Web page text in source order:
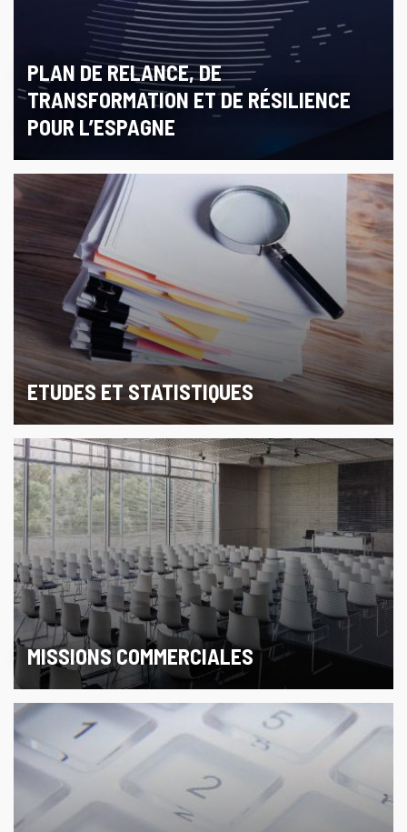
PLAN DE RELANCE, DE
TRANSFORMATION ET DE RÉSILIENCE
POUR L’ESPAGNE
ETUDES ET STATISTIQUES
MISSIONS COMMERCIALES